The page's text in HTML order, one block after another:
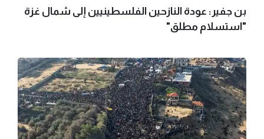
بن جفير: عودة النازحين الفلسطينيين إلى شمال غزة
"استسلام مطلق"